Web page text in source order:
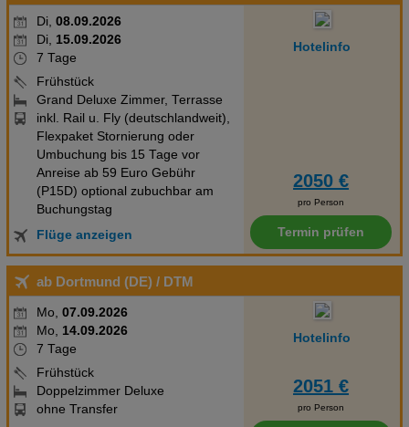
Di, 08.09.2026
Di, 15.09.2026
7 Tage
Frühstück
Grand Deluxe Zimmer, Terrasse
inkl. Rail u. Fly (deutschlandweit),
Flexpaket Stornierung oder
Umbuchung bis 15 Tage vor
Anreise ab 59 Euro Gebühr
(P15D) optional zubuchbar am
Buchungstag
Flüge anzeigen
Hotelinfo
2050 €
pro Person
Termin prüfen
ab Dortmund (DE) / DTM
Mo, 07.09.2026
Mo, 14.09.2026
7 Tage
Frühstück
Doppelzimmer Deluxe
ohne Transfer
Hotelinfo
2051 €
pro Person